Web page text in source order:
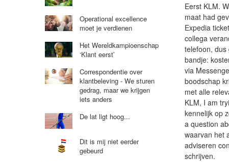
Eerst KLM.
maat had
Expedia
collega
telefoon,
bandje:
via
boodschap
met alle
KLM, I am
kennelijk op
a question
waarvan het
adviseren
schrijven.
Operational excellence
moet je verdienen
Het Wereldkampioenschap
‘Klant eerst’
Correspondentie over
klantbeleving - We sturen
gedrag, maar we krijgen
iets anders
De lat ligt hoog...
Dit is mij niet eerder
gebeurd